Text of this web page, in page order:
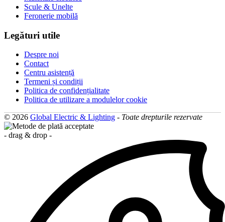
Scule & Unelte
Feronerie mobilă
Legături utile
Despre noi
Contact
Centru asistență
Termeni și condiții
Politica de confidențialitate
Politica de utilizare a modulelor cookie
© 2026 Global Electric & Lighting - Toate drepturile rezervate
- drag & drop -